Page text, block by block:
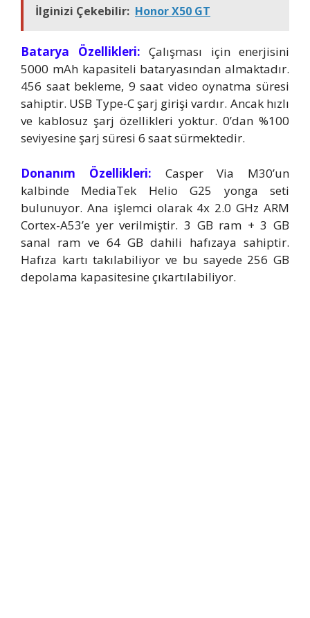
İlginizi Çekebilir: Honor X50 GT
Batarya Özellikleri: Çalışması için enerjisini
5000 mAh kapasiteli bataryasından almaktadır.
456 saat bekleme, 9 saat video oynatma süresi
sahiptir. USB Type-C şarj girişi vardır. Ancak hızlı
ve kablosuz şarj özellikleri yoktur. 0’dan %100
seviyesine şarj süresi 6 saat sürmektedir.
Donanım Özellikleri: Casper Via M30’un
kalbinde MediaTek Helio G25 yonga seti
bulunuyor. Ana işlemci olarak 4x 2.0 GHz ARM
Cortex-A53’e yer verilmiştir. 3 GB ram + 3 GB
sanal ram ve 64 GB dahili hafızaya sahiptir.
Hafıza kartı takılabiliyor ve bu sayede 256 GB
depolama kapasitesine çıkartılabiliyor.